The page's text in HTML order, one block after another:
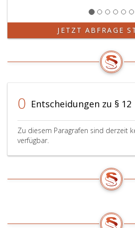
JETZT ABFRAGE
0 Entscheidungen zu § 12
Zu diesem Paragrafen sind derzeit
verfügbar.